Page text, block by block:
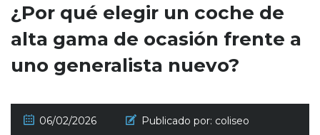
¿Por qué elegir un coche de
alta gama de ocasión frente a
uno generalista nuevo?
06/02/2026 Publicado por: coliseo